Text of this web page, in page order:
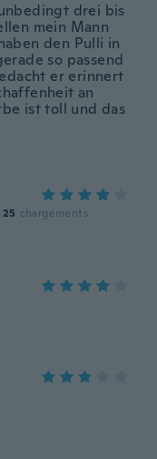
drei bis
mein Mann
den Pulli in
so passend
er erinnert
an
ist toll und das
25 chargements